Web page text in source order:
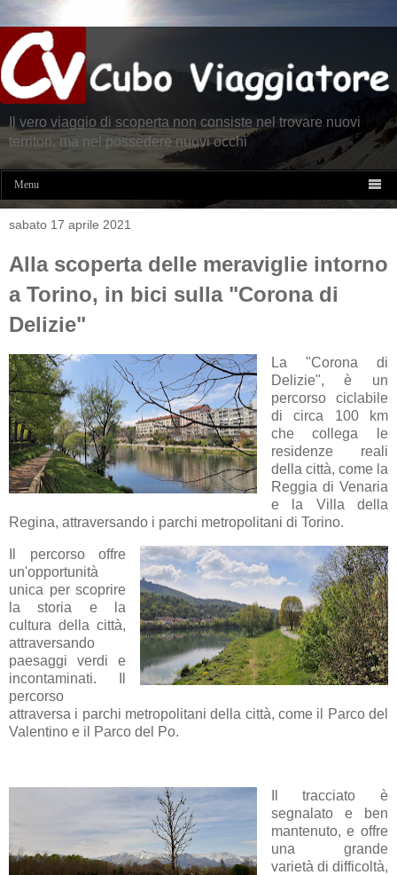
Il vero viaggio di scoperta non consiste nel trovare nuovi
territori, ma nel possedere nuovi occhi
Menu 
sabato 17 aprile 2021
Alla scoperta delle meraviglie intorno
a Torino, in bici sulla "Corona di
Delizie"
La "Corona di
Delizie", è un
percorso ciclabile
di circa 100 km
che collega le
residenze reali
della città, come la
Reggia di Venaria
e la Villa della
Regina, attraversando i parchi metropolitani di Torino.
Il percorso offre
un'opportunità
unica per scoprire
la storia e la
cultura della città,
attraversando
paesaggi verdi e
incontaminati. Il
percorso
attraversa i parchi metropolitani della città, come il Parco del
Valentino e il Parco del Po.
Il tracciato è
segnalato e ben
mantenuto, e offre
una grande
varietà di difficoltà,